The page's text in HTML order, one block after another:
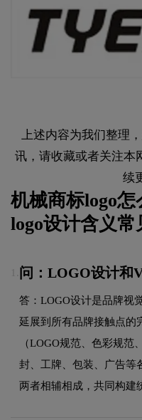
上述内容为我们整理
讯，请收藏或者关注本
续
机械商标logo
logo设计含义常
问：LOGO设计和
答：LOGO设计是品牌视
延展到所有品牌接触点的
（LOGO规范、色彩规
封、工牌、包装、广告等
两者相辅相成，共同构建